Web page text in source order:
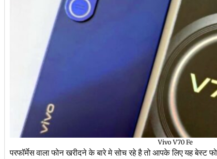
Vivo V70 Fe
परफॉर्मेस वाला फोन खरीदने के बारे मे सोच रहे है तो आपके लिए यह